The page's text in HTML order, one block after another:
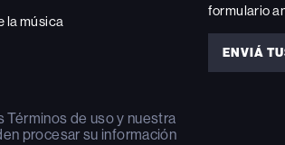
la música
Términos de usoy nuestra
procesar su información
formulario
ENVIÁ
ENVIÁ